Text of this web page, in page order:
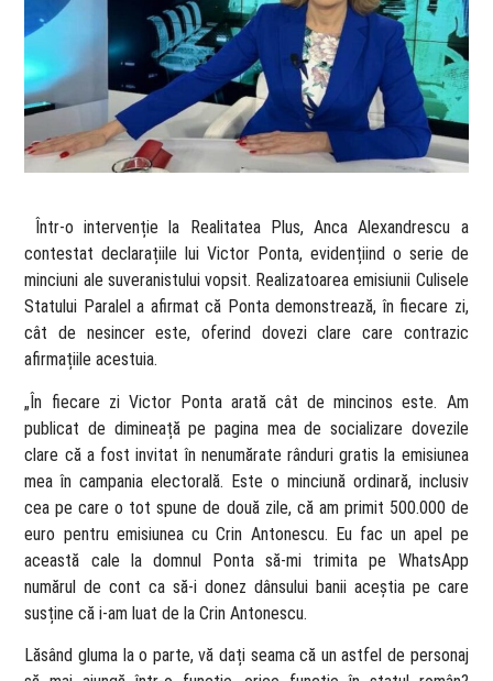
​ Într-o intervenție la Realitatea Plus, Anca Alexandrescu a
contestat declarațiile lui Victor Ponta, evidențiind o serie de
minciuni ale suveranistului vopsit. Realizatoarea emisiunii Culisele
Statului Paralel a afirmat că Ponta demonstrează, în fiecare zi,
cât de nesincer este, oferind dovezi clare care contrazic
afirmațiile acestuia.
„În fiecare zi Victor Ponta arată cât de mincinos este. Am
publicat de dimineață pe pagina mea de socializare dovezile
clare că a fost invitat în nenumărate rânduri gratis la emisiunea
mea în campania electorală. Este o minciună ordinară, inclusiv
cea pe care o tot spune de două zile, că am primit 500.000 de
euro pentru emisiunea cu Crin Antonescu. Eu fac un apel pe
această cale la domnul Ponta să-mi trimita pe WhatsApp
numărul de cont ca să-i donez dânsului banii aceștia pe care
susține că i-am luat de la Crin Antonescu.
Lăsând gluma la o parte, vă dați seama că un astfel de personaj